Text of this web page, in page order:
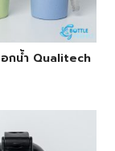
กน้ำ Qualitech